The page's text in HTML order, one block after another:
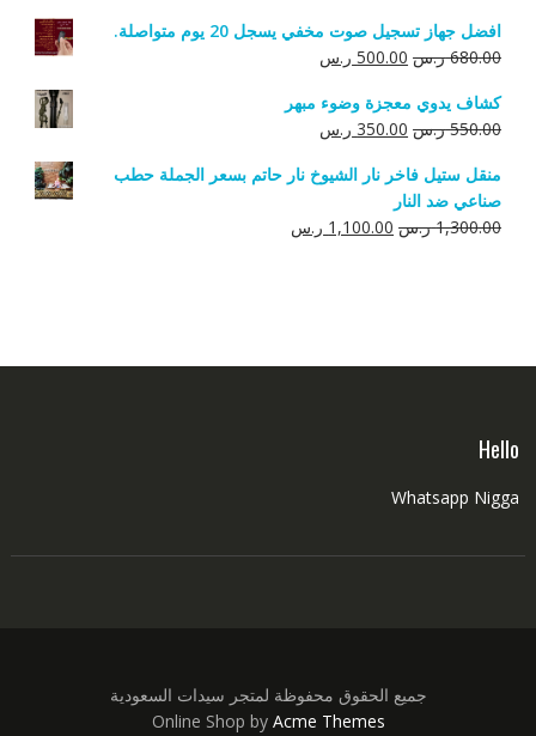
افضل جهاز تسجيل صوت مخفي يسجل 20 يوم متواصلة.
680.00 ر.س السعر
هو:
680.00 ر.س.
500.00 ر.سالسعر
هو:
500.00 ر.س.
كشاف يدوي معجزة وضوء مبهر
550.00 ر.س السعر
هو:
550.00 ر.س.
350.00 ر.سالسعر
هو:
منقل ستيل فاخر نار الشيوخ نار حاتم بسعر الجملة حطب
صناعي ضد النار
1,300.00 ر.س السعر
1,100.00 ر.سالسعر
Hello
Whatsapp Nigga
جميع الحقوق محفوظة لمتجر سيدات السعودية
Online Shop by Acme Themes